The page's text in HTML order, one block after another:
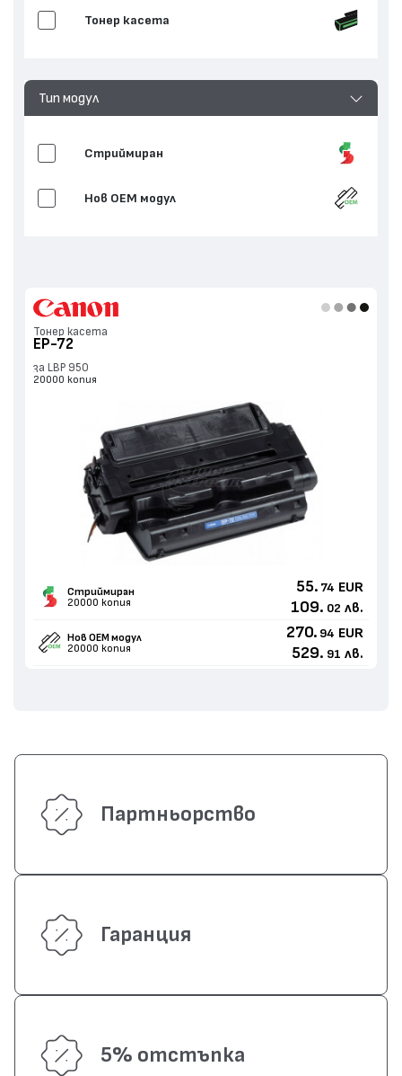
Тонер касета
Тип модул
Стриймиран
Нов ОЕМ модул
Тонер касета
EP-72
за LBP 950
20000 копия
Стриймиран
20000 копия
55. 74 EUR
109. 02 лв.
Нов ОЕМ модул
20000 копия
270. 94 EUR
529. 91 лв.
Партньорство
Гаранция
5% отстъпка